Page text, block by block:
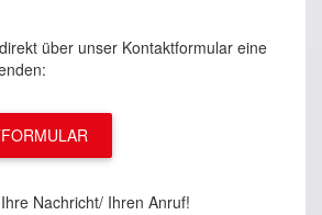
über unser Kontaktformular eine
Nachricht/ Ihren Anruf!